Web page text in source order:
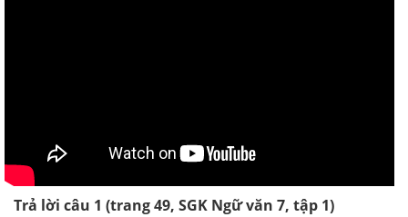
Trả lời câu 1 (trang 49, SGK Ngữ văn 7, tập 1)